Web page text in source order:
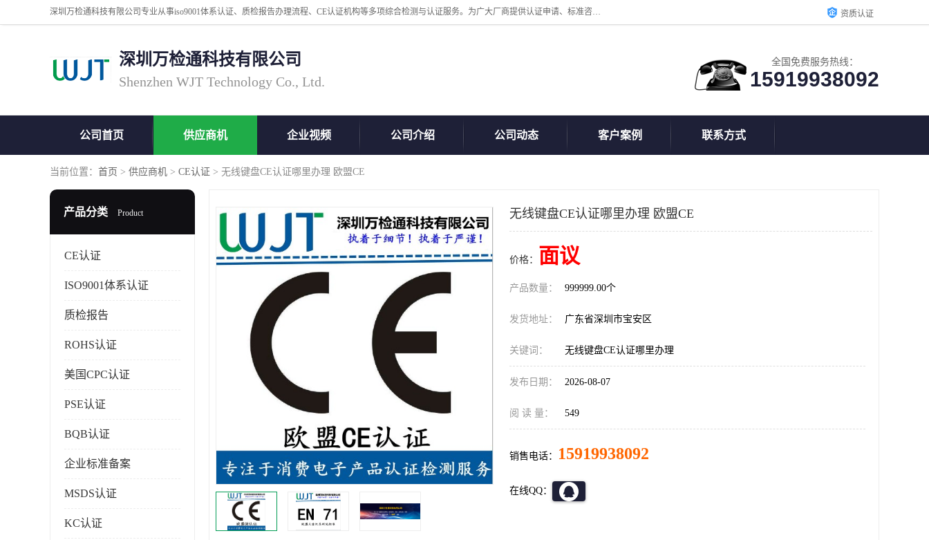
深圳万检通科技有限公司专业从事iso9001体系认证、质检报告办理流程、CE认证机构等多项综合检测与认证服务。为广大厂商提供认证申请、标准咨询、测试、技术支持、对策、获得认证等“一站式”服务。 资质认证
深圳万检通科技有限公司
Shenzhen WJT Technology Co., Ltd.
全国免费服务热线：
15919938092
公司首页 供应商机 企业视频 公司介绍 公司动态 客户案例 联系方式
当前位置： 首页 > 供应商机 > CE认证 > 无线键盘CE认证哪里办理 欧盟CE
产品分类 Product
CE认证
ISO9001体系认证
质检报告
ROHS认证
美国CPC认证
PSE认证
BQB认证
企业标准备案
MSDS认证
KC认证
无线键盘CE认证哪里办理 欧盟CE
价格： 面议
产品数量： 999999.00个
发货地址： 广东省深圳市宝安区
关键词： 无线键盘CE认证哪里办理
发布日期： 2026-08-07
阅 读 量： 549
销售电话： 15919938092
在线QQ：